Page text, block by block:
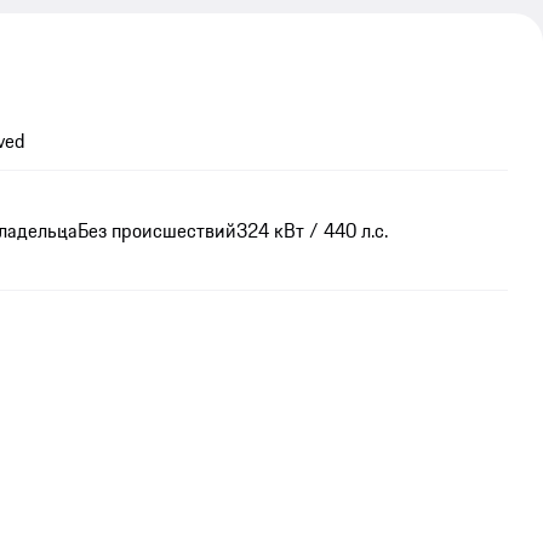
Без происшествий324 кВт / 440 л.с.